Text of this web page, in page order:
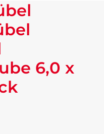
6,0 x